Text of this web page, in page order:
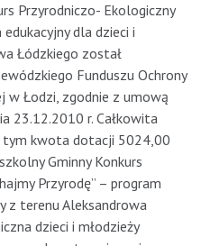
Przyrodniczo- Ekologiczny
dla dzieci i
Łódzkiego został
Funduszu Ochrony
w Łodzi, zgodnie z umową
23.12.2010 r. Całkowita
tym kwota dotacji 5024,00
Gminny Konkurs
Przyrodę” – program
z terenu Aleksandrowa
dzieci i młodzieży